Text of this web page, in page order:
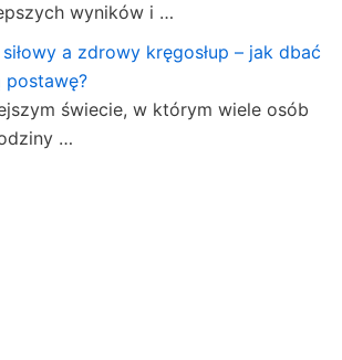
wyników i …
a zdrowy kręgosłup – jak dbać
postawę?
świecie, w którym wiele osób
…